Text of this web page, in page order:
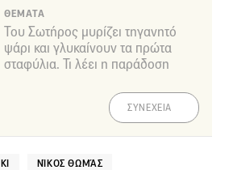
ΘΕΜΑΤΑ
Του Σωτήρος μυρίζει τηγανητό
ψάρι και γλυκαίνουν τα πρώτα
σταφύλια. Τι λέει η παράδοση
ΣΥΝΕΧΕΙΑ
ΝΊΚΟΣ ΘΩΜΆΣ